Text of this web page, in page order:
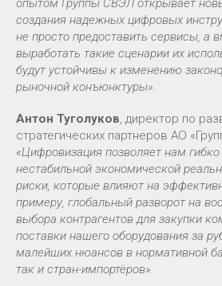
создания надежных цифровых
не просто предоставить сервисы, а
выработать такие сценарии их
будут устойчивы к изменению
рыночной конъюнктуры».
Антон Туголуков, директор по
стратегических партнеров АО
«Цифровизация позволяет нам
нестабильной экономической
риски, которые влияют на
примеру, глобальный разворот на
выбора контрагентов для закупки
поставки нашего оборудования за
малейших нюансов в нормативной
так и стран-импортёров».